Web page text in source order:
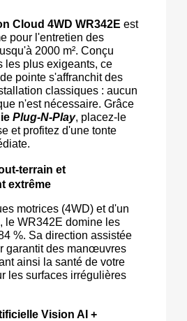
Cloud 4WD WR342E est
pour l'entretien des
2000 m². Conçu
les plus exigeants, ce
pointe s'affranchit des
classiques : aucun
n'est nécessaire. Grâce
Plug-N-Play, placez-le
et profitez d'une tonte
terrain et
extrême
motrices (4WD) et d'un
le WR342E domine les
%. Sa direction assistée
garantit des manœuvres
ainsi la santé de votre
les surfaces irrégulières
Vision AI +